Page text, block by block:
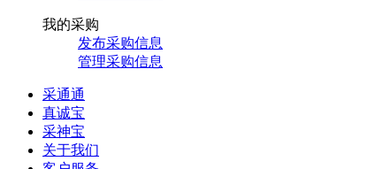
我的采购
发布采购信息
管理采购信息
采通通
真诚宝
采神宝
关于我们